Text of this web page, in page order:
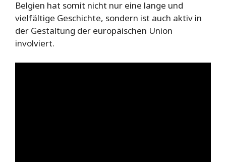
Belgien hat somit nicht nur eine lange und
vielfältige Geschichte, sondern ist auch aktiv in
der Gestaltung der europäischen Union
involviert.